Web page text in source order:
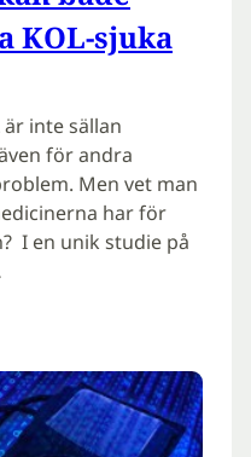
KOL-sjuka
inte sällan
för andra
Men vet man
har för
I en unik studie på